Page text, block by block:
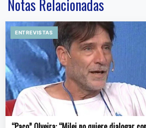
Notas Relacionadas
ENTREVISTAS